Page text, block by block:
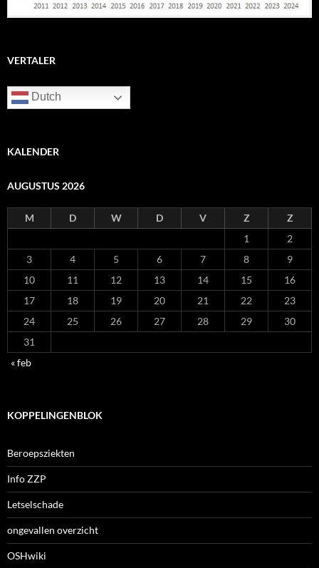
VERTALER
Dutch
KALENDER
AUGUSTUS 2026
M D W D V Z
Z
1
2
3
4 5 6 7 8
9
10
11 12 13 14 15
16
17
18 19 20 21 22
23
24
25 26 27 28 29
30
31
« feb
KOPPELINGENBLOK
Beroepsziekten
Info ZZP
Letselschade
ongevallen overzicht
OSHwiki